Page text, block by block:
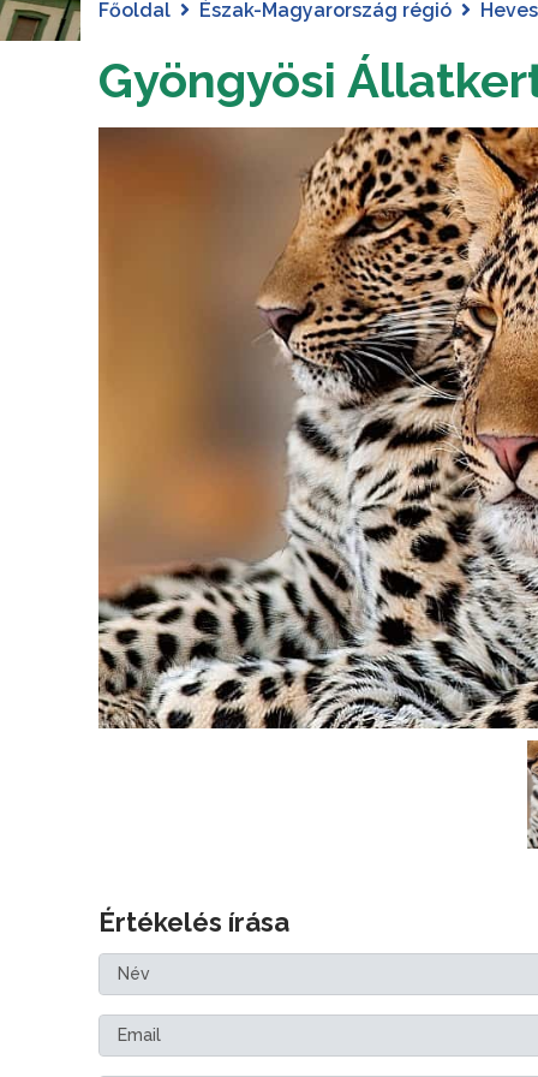
Főoldal Észak-Magyarország régió
Gyöngyösi
Értékelés írása